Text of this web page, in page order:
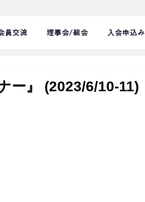
員交流 理事会/総会 入会申込み
ー』 (2023/6/10-11)